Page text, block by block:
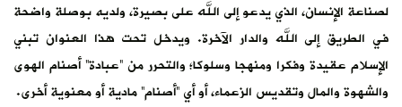
لصناعة الإنسان، الذي يدعو إلى الله على بصيرة، ولديه بوصلة واضحة
في الطريق إلى الله والدار الآخرة. ويدخل تحت هذا العنوان تبني
الإسلام عقيدة وفكرا ومنهجا وسلوكا؛ والتحرر من “عبادة” أصنام الهوى
والشهوة والمال وتقديس الزعماء، أو أي “أصنام” مادية أو معنوية أخرى.